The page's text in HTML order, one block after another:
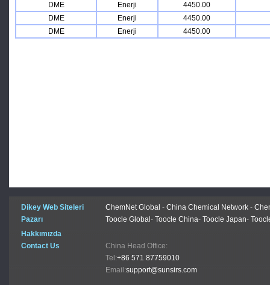
DME
Enerji
4450.00
DME
Enerji
4450.00
DME
Enerji 4450.00
Dikey Web Siteleri ChemNet Global - China Chemical Network -
Pazarı
Toocle Global - Toocle China- Toocle Japan-
Hakkımızda
Contact Us
China Head Office:
Tel:+86 571 87759010
Email:support@sunsirs.com